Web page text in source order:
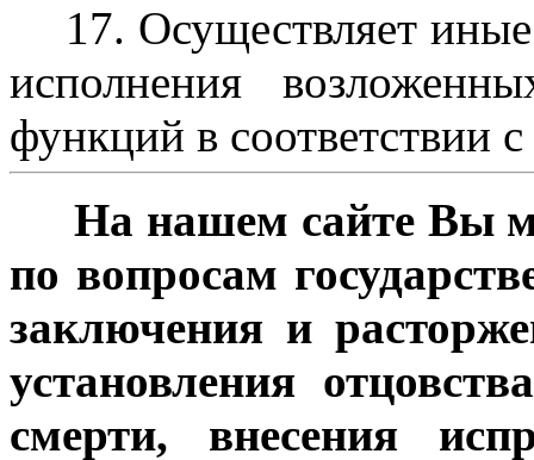
17. Осуществляет
исполнения
функций в соответствии
На нашем сайте Вы
по вопросам
заключения и
установления
смерти, внесения